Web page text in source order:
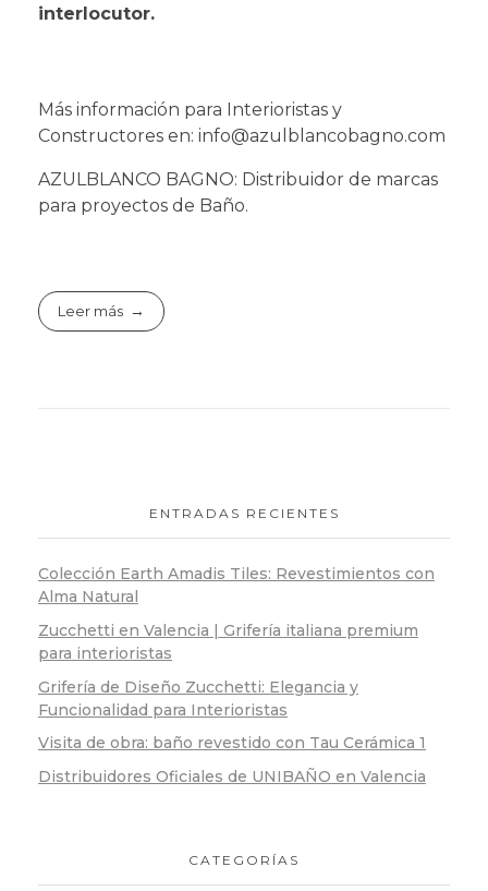
interlocutor.
Más información para Interioristas y
Constructores en: info@azulblancobagno.com
AZULBLANCO BAGNO: Distribuidor de marcas
para proyectos de Baño.
Leer más
ENTRADAS RECIENTES
Colección Earth Amadis Tiles: Revestimientos con
Alma Natural
Zucchetti en Valencia | Grifería italiana premium
para interioristas
Grifería de Diseño Zucchetti: Elegancia y
Funcionalidad para Interioristas
Visita de obra: baño revestido con Tau Cerámica 1
Distribuidores Oficiales de UNIBAÑO en Valencia
CATEGORÍAS